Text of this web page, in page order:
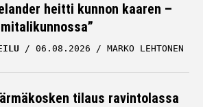
heitti kunnon kaaren –
06.08.2026 MARKO LEHTONEN
tilaus ravintolassa